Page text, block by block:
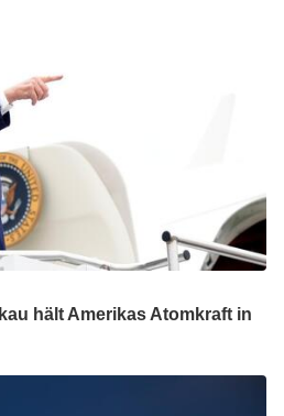
hält Amerikas Atomkraft in